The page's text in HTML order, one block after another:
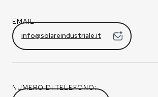
EMAIL
info@solareindustriale.it
NUMERO DI TELEFONO: